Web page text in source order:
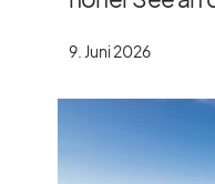
9. Juni 2026